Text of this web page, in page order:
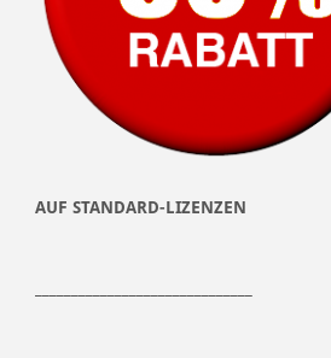
AUF STANDARD-LIZENZEN